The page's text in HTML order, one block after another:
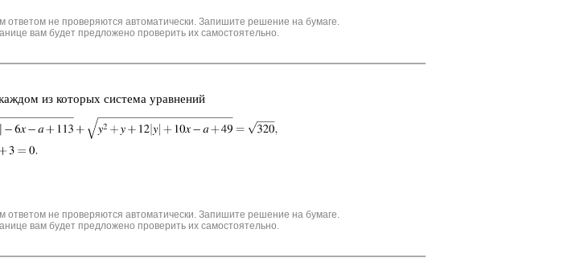
ответом не проверяются автоматически. Запишите решение на бумаге.
вам будет предложено проверить их самостоятельно.
из ко­то­рых си­сте­ма урав­не­ний
ответом не проверяются автоматически. Запишите решение на бумаге.
вам будет предложено проверить их самостоятельно.